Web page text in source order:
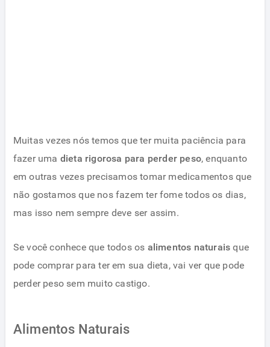
Muitas vezes nós temos que ter muita paciência para
fazer uma dieta rigorosa para perder peso, enquanto
em outras vezes precisamos tomar medicamentos que
não gostamos que nos fazem ter fome todos os dias,
mas isso nem sempre deve ser assim.
Se você conhece que todos os alimentos naturais que
pode comprar para ter em sua dieta, vai ver que pode
perder peso sem muito castigo.
Alimentos Naturais